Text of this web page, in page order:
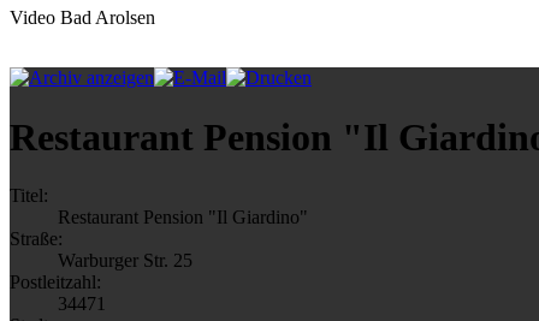
Video Bad Arolsen
Restaurant Pension "Il
Titel:
Restaurant Pension "Il Giardino"
Straße:
Warburger Str. 25
Postleitzahl:
34471